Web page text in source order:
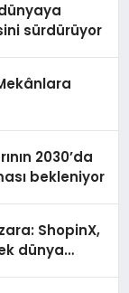
sürdürüyor
2030’da
bekleniyor
ShopinX,
dünya